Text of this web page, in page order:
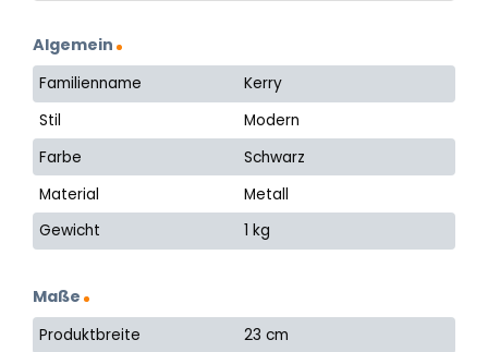
Algemein
Familienname
Kerry
Stil
Modern
Farbe
Schwarz
Material
Metall
Gewicht
1 kg
Maße
Produktbreite
23 cm